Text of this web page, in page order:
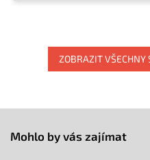
ZOBRAZIT VŠECHNY
Mohlo by vás zajímat